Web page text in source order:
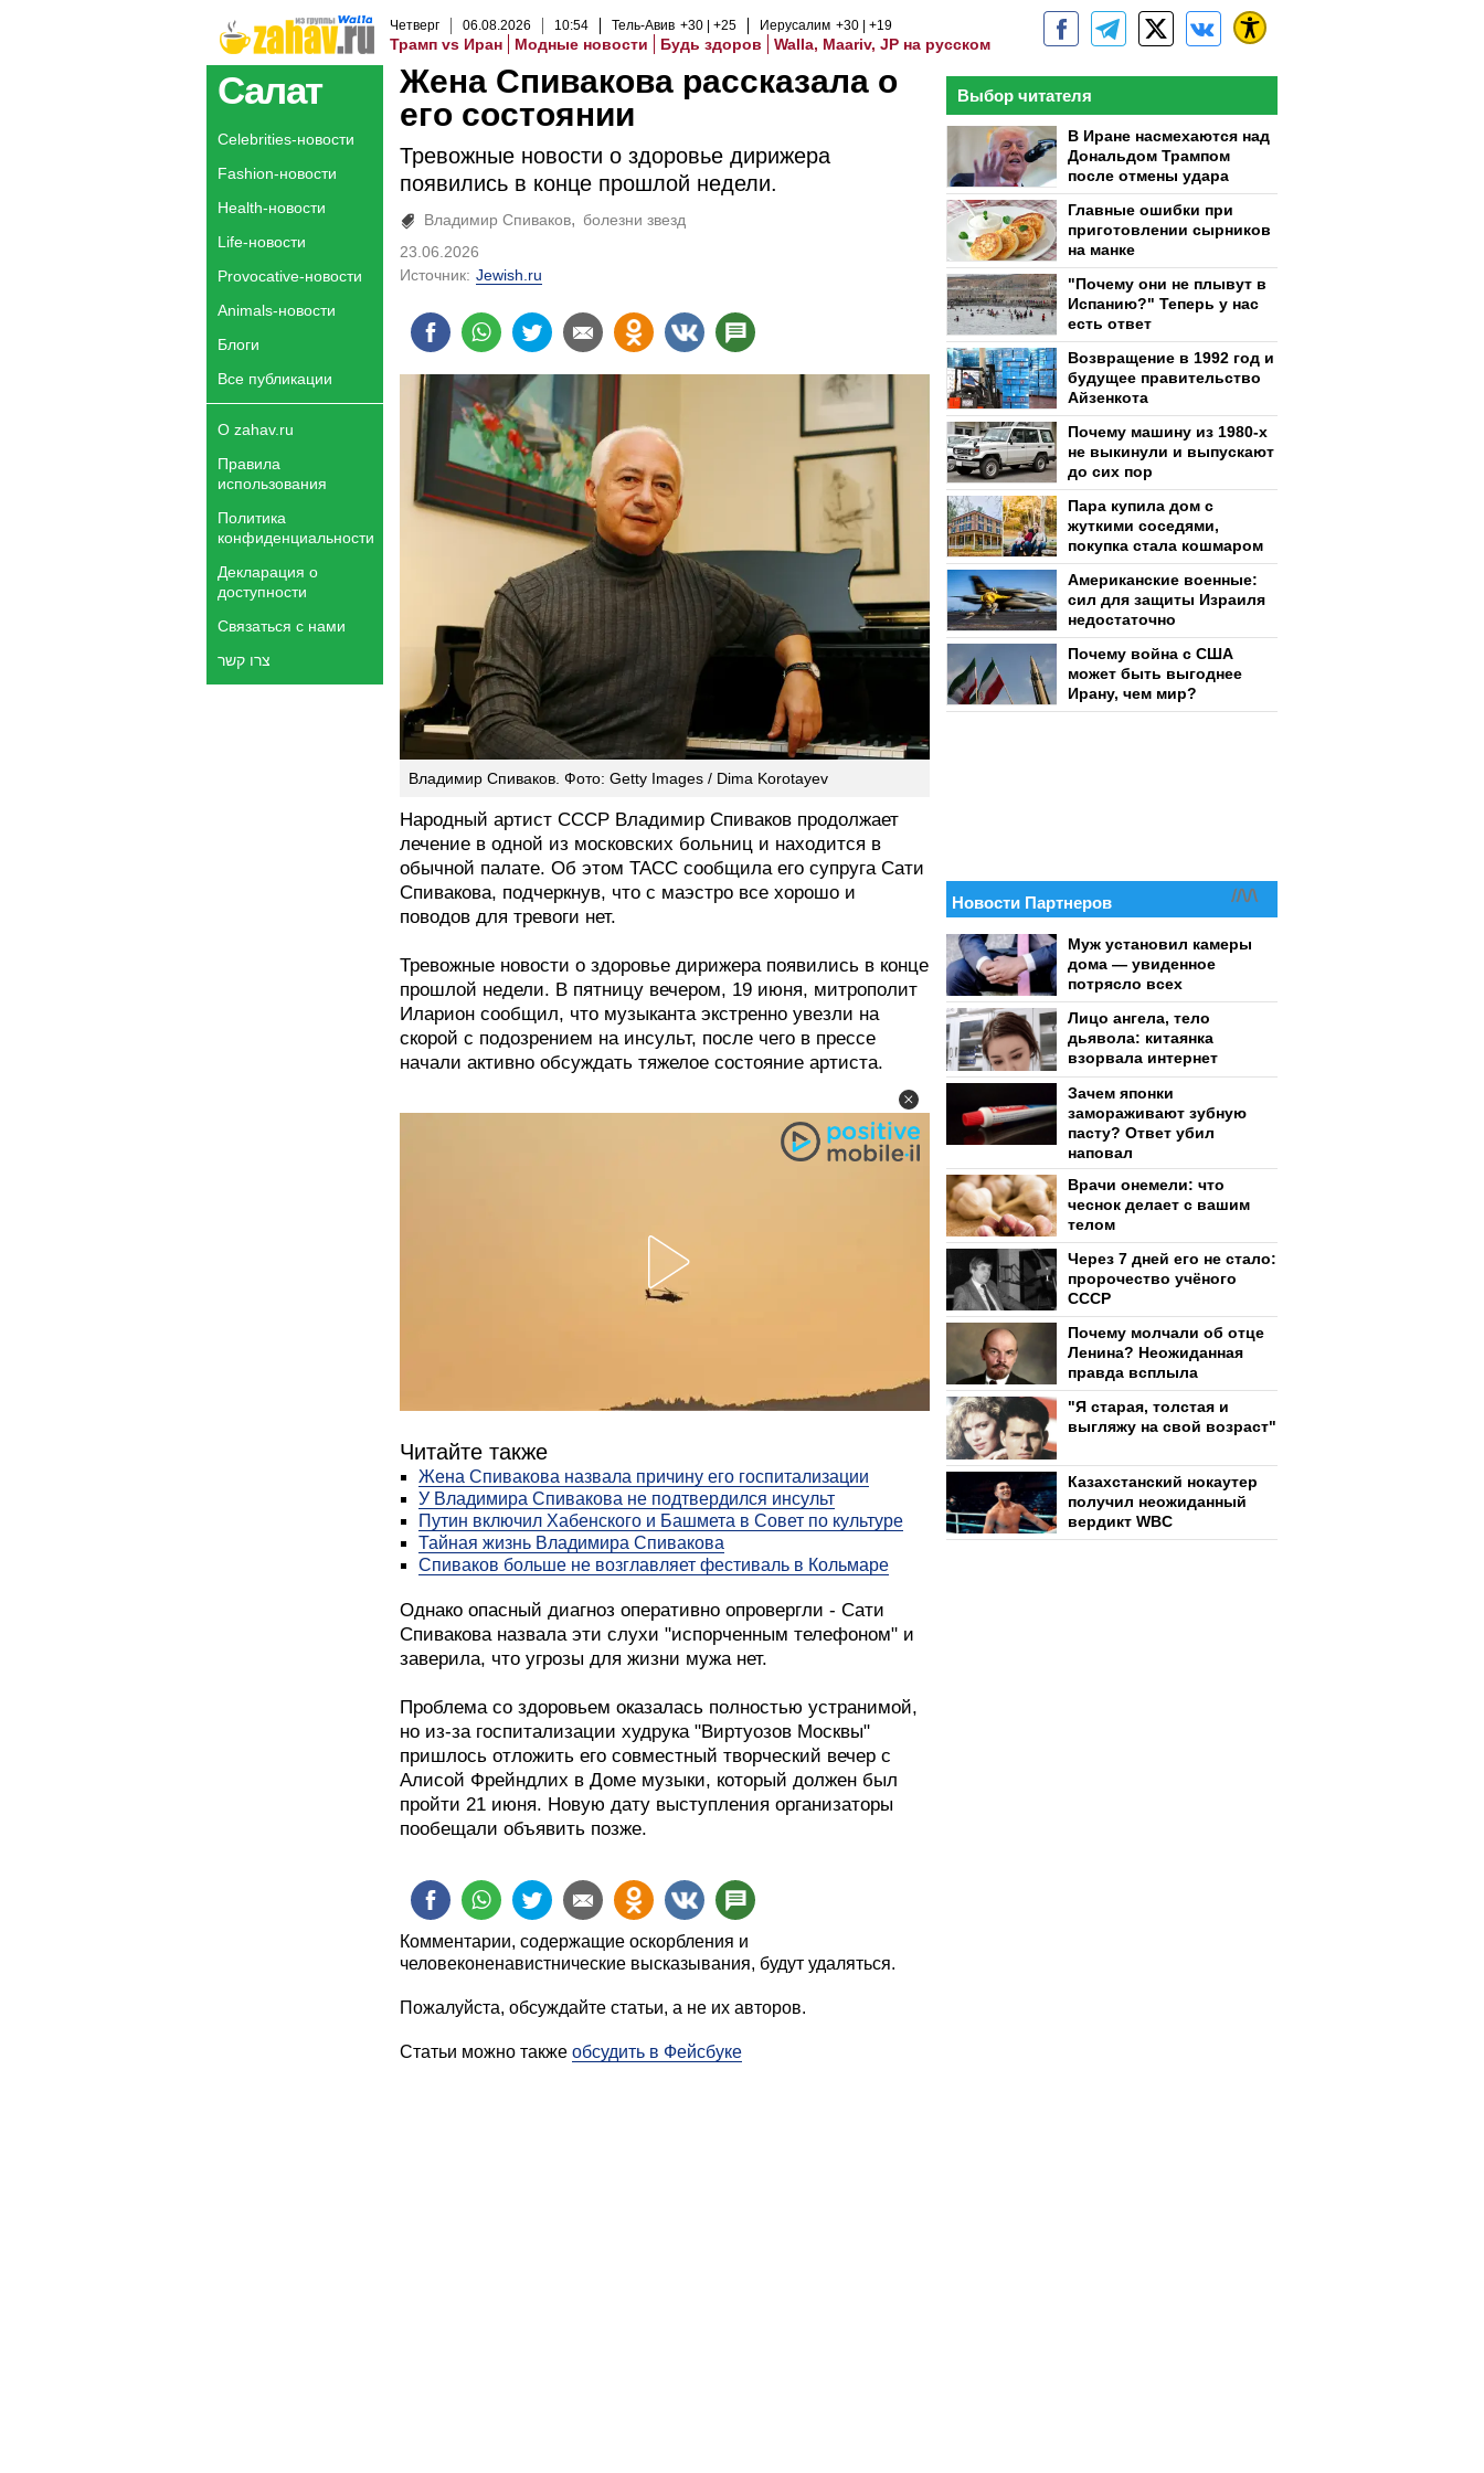
Четверг 06.08.2026 10:54 Тель-Авив +30 +25 Иерусалим +30 +19
Трамп vs Иран Модные новости Будь здоров Walla, Maariv, JP на русском
Салат
Celebrities-новости
Fashion-новости
Health-новости
Life-новости
Provocative-новости
Animals-новости
Блоги
Все публикации
О zahav.ru
Правила
использования
Политика
конфиденциальности
Декларация о
доступности
Связаться с нами
צרו קשר
Жена Спивакова рассказала о
его состоянии
Тревожные новости о здоровье дирижера
появились в конце прошлой недели.
Владимир Спиваков
болезни звезд
23.06.2026
Источник: Jewish.ru
Владимир Спиваков. Фото: Getty Images / Dima Korotayev
Народный артист СССР Владимир Спиваков продолжает
лечение в одной из московских больниц и находится в
обычной палате. Об этом ТАСС сообщила его супруга Сати
Спивакова, подчеркнув, что с маэстро все хорошо и
поводов для тревоги нет.
Тревожные новости о здоровье дирижера появились в конце
прошлой недели. В пятницу вечером, 19 июня, митрополит
Иларион сообщил, что музыканта экстренно увезли на
скорой с подозрением на инсульт, после чего в прессе
начали активно обсуждать тяжелое состояние артиста.
Читайте также
Жена Спивакова назвала причину его госпитализации
У Владимира Спивакова не подтвердился инсульт
Путин включил Хабенского и Башмета в Совет по культуре
Тайная жизнь Владимира Спивакова
Спиваков больше не возглавляет фестиваль в Кольмаре
Однако опасный диагноз оперативно опровергли - Сати
Спивакова назвала эти слухи "испорченным телефоном" и
заверила, что угрозы для жизни мужа нет.
Проблема со здоровьем оказалась полностью устранимой,
но из-за госпитализации худрука "Виртуозов Москвы"
пришлось отложить его совместный творческий вечер с
Алисой Фрейндлих в Доме музыки, который должен был
пройти 21 июня. Новую дату выступления организаторы
пообещали объявить позже.
Комментарии, содержащие оскорбления и
человеконенавистнические высказывания, будут удаляться.
Пожалуйста, обсуждайте статьи, а не их авторов.
Статьи можно также обсудить в Фейсбуке
Выбор читателя
В Иране насмехаются над
Дональдом Трампом
после отмены удара
Главные ошибки при
приготовлении сырников
на манке
"Почему они не плывут в
Испанию?" Теперь у нас
есть ответ
Возвращение в 1992 год и
будущее правительство
Айзенкота
Почему машину из 1980-х
не выкинули и выпускают
до сих пор
Пара купила дом с
жуткими соседями,
покупка стала кошмаром
Американские военные:
сил для защиты Израиля
недостаточно
Почему война с США
может быть выгоднее
Ирану, чем мир?